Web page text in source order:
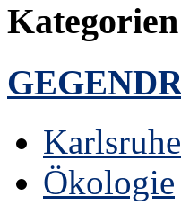
Kategorien
Ökologie